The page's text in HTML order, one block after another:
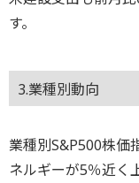
す。
3.業種別動向
業種別S&P500株価
ネルギーが5％近く